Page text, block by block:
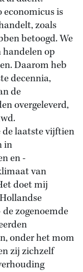
economicus is
zoals
betoogd. We
op
Daarom heb
decennia,
de
overgeleverd,
de laatste vijftien
in
en -
van
doet mij
zogenoemde
onder het mom
zij zichzelf